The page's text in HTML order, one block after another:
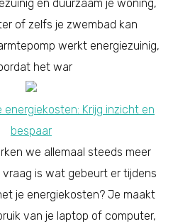
en duurzaam je woning,
of zelfs je zwembad kan
werkt energiezuinig,
het war
energiekosten: Krijg inzicht en
bespaar
we allemaal steeds meer
vraag is wat gebeurt er tijdens
je energiekosten? Je maakt
van je laptop of computer,